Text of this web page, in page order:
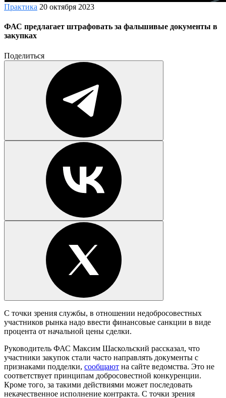
Практика 20 октября 2023
ФАС предлагает штрафовать за фальшивые документы в
закупках
Поделиться
С точки зрения службы, в отношении недобросовестных
участников рынка надо ввести финансовые санкции в виде
процента от начальной цены сделки.
Руководитель ФАС Максим Шаскольский рассказал, что
участники закупок стали часто направлять документы с
признаками подделки, сообщают на сайте ведомства. Это не
соответствует принципам добросовестной конкуренции.
Кроме того, за такими действиями может последовать
некачественное исполнение контракта. С точки зрения